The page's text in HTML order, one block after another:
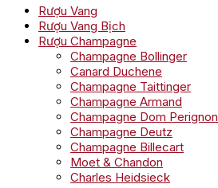
Rượu Vang
Rượu Vang Bịch
Rượu Champagne
Champagne Bollinger
Canard Duchene
Champagne Taittinger
Champagne Armand
Champagne Dom Perignon
Champagne Deutz
Champagne Billecart
Moet & Chandon
Charles Heidsieck